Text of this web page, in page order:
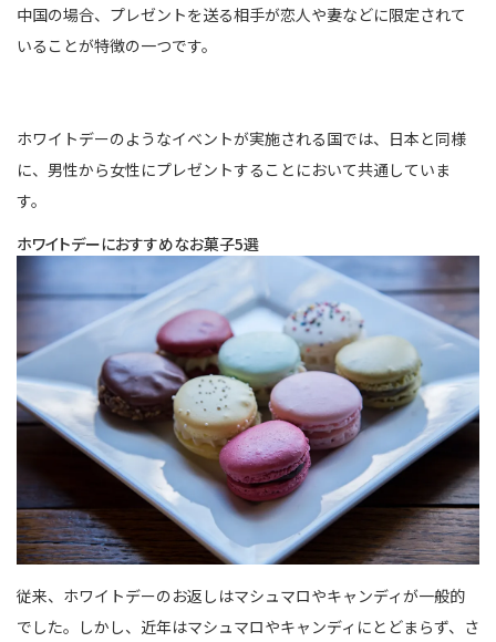
中国の場合、プレゼントを送る相手が恋人や妻などに限定されて
いることが特徴の一つです。
ホワイトデーのようなイベントが実施される国では、日本と同様
に、男性から女性にプレゼントすることにおいて共通していま
す。
ホワイトデーにおすすめなお菓子5選
従来、ホワイトデーのお返しはマシュマロやキャンディが一般的
でした。しかし、近年はマシュマロやキャンディにとどまらず、さ